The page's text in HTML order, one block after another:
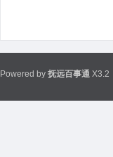
Powered by 抚远百事通 X3.2